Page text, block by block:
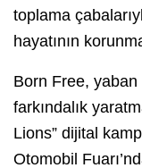
toplama
hayatının
Born Free, yaban
farkındalık
Lions” dijital
Otomobil